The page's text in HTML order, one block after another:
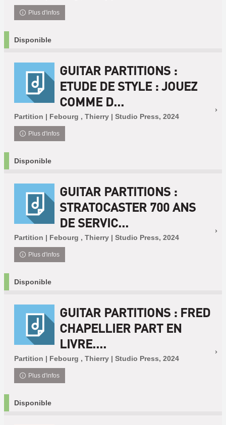
Plus d'infos
Disponible
GUITAR PARTITIONS :
ETUDE DE STYLE : JOUEZ
COMME D...
Partition | Febourg , Thierry | Studio Press, 2024
Plus d'infos
Disponible
GUITAR PARTITIONS :
STRATOCASTER 700 ANS
DE SERVIC...
Partition | Febourg , Thierry | Studio Press, 2024
Plus d'infos
Disponible
GUITAR PARTITIONS : FRED
CHAPELLIER PART EN
LIVRE....
Partition | Febourg , Thierry | Studio Press, 2024
Plus d'infos
Disponible